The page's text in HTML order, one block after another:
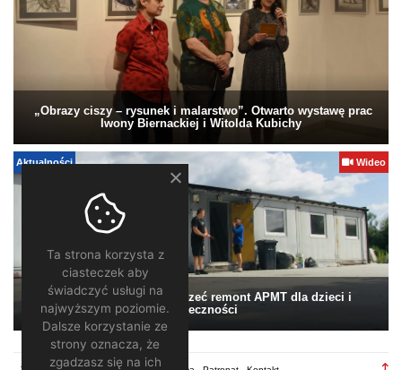
„Obrazy ciszy – rysunek i malarstwo”. Otwarto wystawę prac
Iwony Biernackiej i Witolda Kubichy
Aktualności Wideo
Pomagamy. Warto wesprzeć remont APMT dla dzieci i
społeczności
Ta strona korzysta z
ciasteczek aby
świadczyć usługi na
najwyższym poziomie.
Dalsze korzystanie ze
strony oznacza, że
zgadzasz się na ich